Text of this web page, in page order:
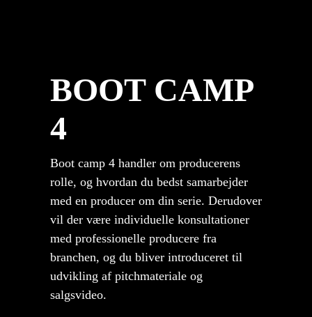
BOOT CAMP
4
Boot camp 4 handler om producerens
rolle, og hvordan du bedst samarbejder
med en producer om din serie. Derudover
vil der være individuelle konsultationer
med professionelle producere fra
branchen, og du bliver introduceret til
udvikling af pitchmateriale og
salgsvideo.